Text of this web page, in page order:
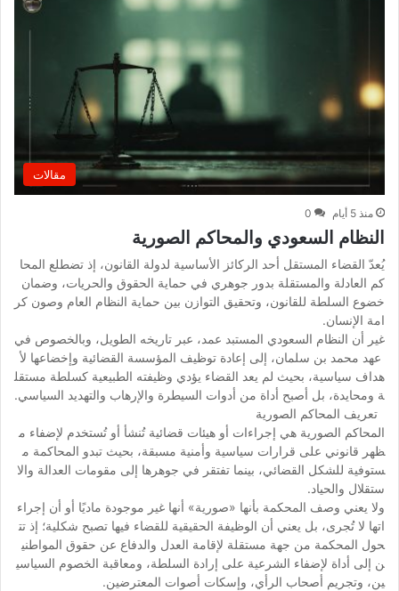
مقالات
منذ 5 أيام 0
النظام السعودي والمحاكم الصورية
يُعدّ القضاء المستقل أحد الركائز الأساسية لدولة القانون، إذ تضطلع المحا
كم العادلة والمستقلة بدور جوهري في حماية الحقوق والحريات، وضمان
خضوع السلطة للقانون، وتحقيق التوازن بين حماية النظام العام وصون كر
امة الإنسان.
غير أن النظام السعودي المستبد عمد، عبر تاريخه الطويل، وبالخصوص في
عهد محمد بن سلمان، إلى إعادة توظيف المؤسسة القضائية وإخضاعها لأ
هداف سياسية، بحيث لم يعد القضاء يؤدي وظيفته الطبيعية كسلطة مستقل
ة ومحايدة، بل أصبح أداة من أدوات السيطرة والإرهاب والتهديد السياسي.
تعريف المحاكم الصورية
المحاكم الصورية هي إجراءات أو هيئات قضائية تُنشأ أو تُستخدم لإضفاء م
ظهر قانوني على قرارات سياسية وأمنية مسبقة، بحيث تبدو المحاكمة م
ستوفية للشكل القضائي، بينما تفتقر في جوهرها إلى مقومات العدالة والا
ستقلال والحياد.
ولا يعني وصف المحكمة بأنها «صورية» أنها غير موجودة ماديًا أو أن إجراء
اتها لا تُجرى، بل يعني أن الوظيفة الحقيقية للقضاء فيها تصبح شكلية؛ إذ تت
حول المحكمة من جهة مستقلة لإقامة العدل والدفاع عن حقوق المواطني
ن إلى أداة لإضفاء الشرعية على إرادة السلطة، ومعاقبة الخصوم السياسي
ين، وتجريم أصحاب الرأي، وإسكات أصوات المعترضين.